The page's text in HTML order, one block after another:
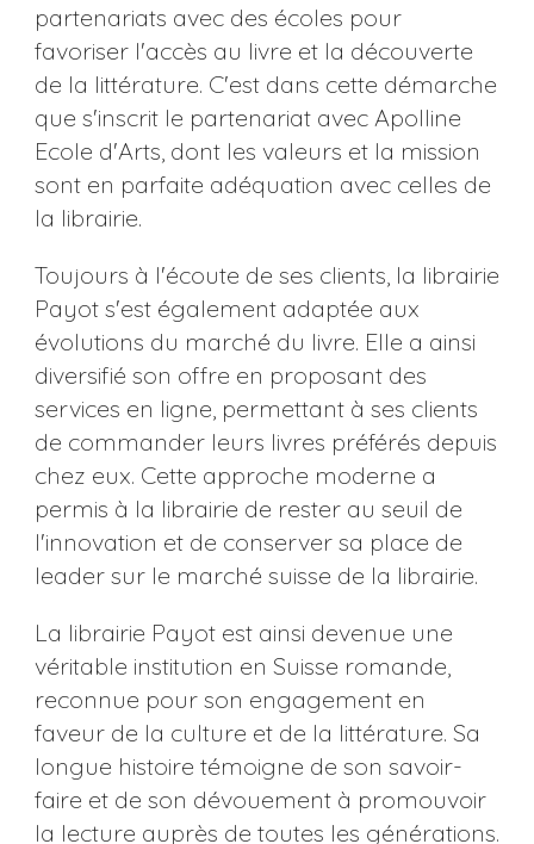
partenariats avec des écoles pour
favoriser l'accès au livre et la découverte
de la littérature. C'est dans cette démarche
que s'inscrit le partenariat avec Apolline
Ecole d'Arts, dont les valeurs et la mission
sont en parfaite adéquation avec celles de
la librairie.
Toujours à l'écoute de ses clients, la librairie
Payot s'est également adaptée aux
évolutions du marché du livre. Elle a ainsi
diversifié son offre en proposant des
services en ligne, permettant à ses clients
de commander leurs livres préférés depuis
chez eux. Cette approche moderne a
permis à la librairie de rester au seuil de
l'innovation et de conserver sa place de
leader sur le marché suisse de la librairie.
La librairie Payot est ainsi devenue une
véritable institution en Suisse romande,
reconnue pour son engagement en
faveur de la culture et de la littérature. Sa
longue histoire témoigne de son savoir-
faire et de son dévouement à promouvoir
la lecture auprès de toutes les générations.